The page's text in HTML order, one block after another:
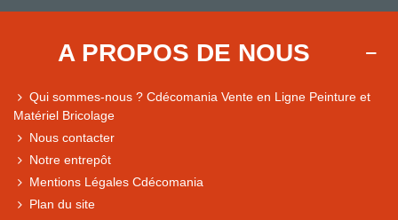
A PROPOS DE NOUS
Qui sommes-nous ? Cdécomania Vente en Ligne Peinture et
Matériel Bricolage
Nous contacter
Notre entrepôt
Mentions Légales Cdécomania
Plan du site